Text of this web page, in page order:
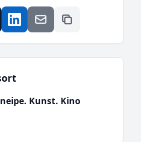
Kunst. Kino